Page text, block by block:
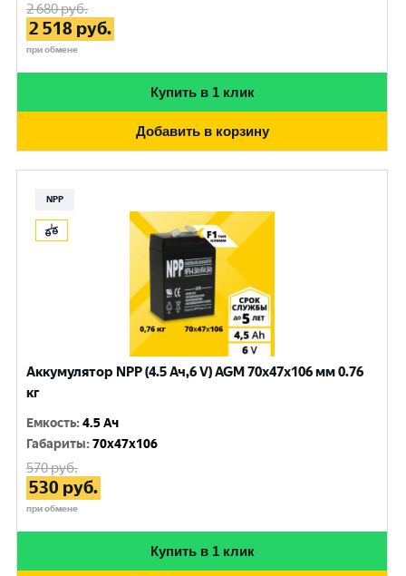
2 680руб.
2 518 руб.
при обмене
Купить в 1 клик
Добавить в корзину
NPP
Аккумулятор NPP (4.5 Ач,6 V) AGM 70x47x106 мм 0.76
кг
Емкость:4.5 Ач
Габариты:70x47x106
570руб.
530 руб.
при обмене
Купить в 1 клик